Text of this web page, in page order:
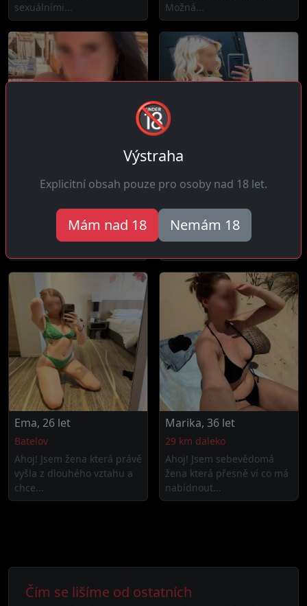
sexuálními...
Možná...
Alena, 29 let
Čau! Něžná a mazlivá ale s
velkým sexuálním apetitem,
Markéta, 35 let
Čau! Přímá a bez oklik,
přicházím sem hledat sex a
Ema, 26 let
Batelov
Ahoj! Jsem žena která právě
vyšla z dlouhého vztahu a
chce...
Marika, 36 let
29 km daleko
Ahoj! Jsem sebevědomá
žena která přesně ví co má
nabídnout...
Čím se lišíme od ostatních
🔞
Výstraha
Explicitní obsah pouze pro osoby nad 18 let.
Mám nad 18 Nemám 18